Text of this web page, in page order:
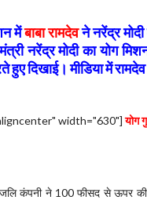
मेंबाबा रामदेवने नरेंद्र
नरेंद्र मोदी का योग
दिखाई। मीडिया में
width="630"] योग
कंपनी ने 100 फीसद से ऊपर